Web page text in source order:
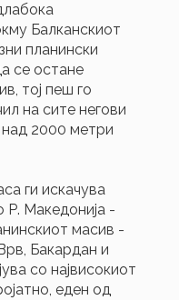
Балканскиот
планински
се остане
тој пеш го
на сите негови
над 2000 метри
ги искачува
Р. Македонија -
масив -
Бакардан и
со највисокиот
еден од